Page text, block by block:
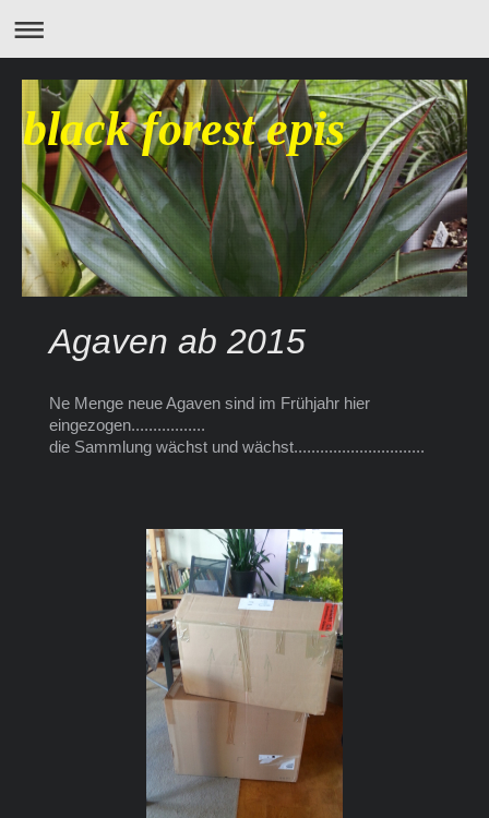
black forest epis
Agaven ab 2015
Ne Menge neue Agaven sind im Frühjahr hier
eingezogen.................
die Sammlung wächst und wächst..............................